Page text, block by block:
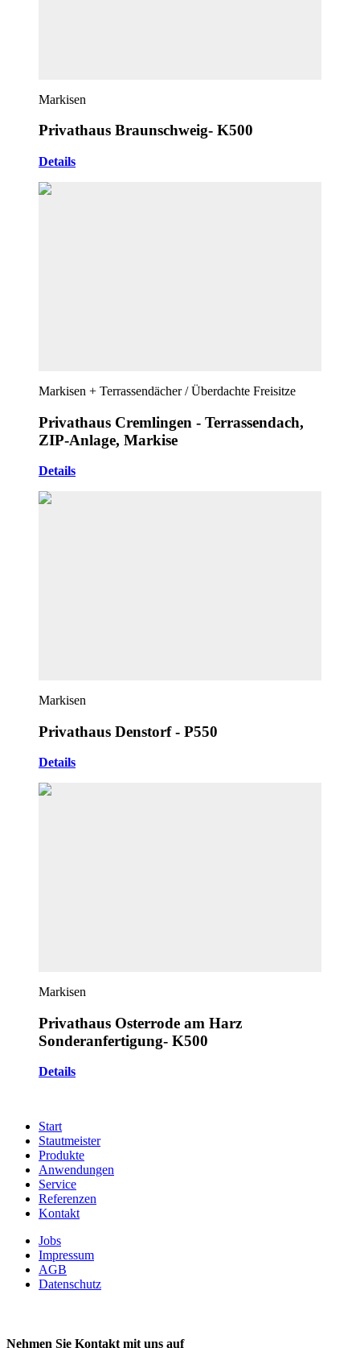
Markisen
Privathaus Braunschweig- K500
Details
Markisen + Terrassendächer / Überdachte Freisitze
Privathaus Cremlingen - Terrassendach,
ZIP-Anlage, Markise
Details
Markisen
Privathaus Denstorf - P550
Details
Markisen
Privathaus Osterrode am Harz
Sonderanfertigung- K500
Details
Start
Stautmeister
Produkte
Anwendungen
Service
Referenzen
Kontakt
Jobs
Impressum
AGB
Datenschutz
Nehmen Sie Kontakt mit uns auf